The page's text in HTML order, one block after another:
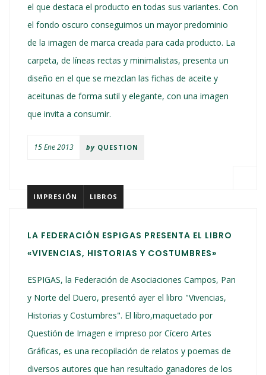
el que destaca el producto en todas sus variantes. Con
el fondo oscuro conseguimos un mayor predominio
de la imagen de marca creada para cada producto. La
carpeta, de líneas rectas y minimalistas, presenta un
diseño en el que se mezclan las fichas de aceite y
aceitunas de forma sutil y elegante, con una imagen
que invita a consumir.
15 Ene 2013 by QUESTION
IMPRESIÓN LIBROS
LA FEDERACIÓN ESPIGAS PRESENTA EL LIBRO
«VIVENCIAS, HISTORIAS Y COSTUMBRES»
ESPIGAS, la Federación de Asociaciones Campos, Pan
y Norte del Duero, presentó ayer el libro "Vivencias,
Historias y Costumbres". El libro,maquetado por
Questión de Imagen e impreso por Cícero Artes
Gráficas, es una recopilación de relatos y poemas de
diversos autores que han resultado ganadores de los